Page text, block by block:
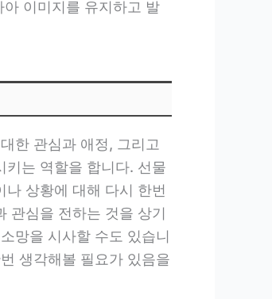
이미지를 유지하고 발
한 관심과 애정, 그리고
키는 역할을 합니다. 선물
상황에 대해 다시 한번
관심을 전하는 것을 상기
망을 시사할 수도 있습니
생각해볼 필요가 있음을